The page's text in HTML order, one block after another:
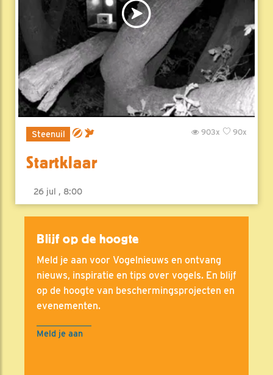
Steenuil 90x
903x
Startklaar
26 jul , 8:00
Blijf op de hoogte
Meld je aan voor Vogelnieuws en ontvang
nieuws, inspiratie en tips over vogels. En blijf
op de hoogte van beschermingsprojecten en
evenementen.
Meld je aan